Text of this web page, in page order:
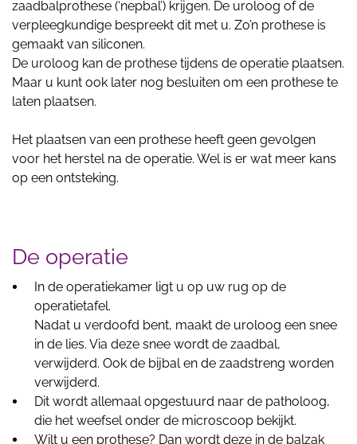
zaadbalprothese (‘nepbal’) krijgen. De uroloog of de
verpleegkundige bespreekt dit met u. Zo’n prothese is
gemaakt van siliconen.
De uroloog kan de prothese tijdens de operatie plaatsen.
Maar u kunt ook later nog besluiten om een prothese te
laten plaatsen.
Het plaatsen van een prothese heeft geen gevolgen
voor het herstel na de operatie. Wel is er wat meer kans
op een ontsteking.
De operatie
In de operatiekamer ligt u op uw rug op de
operatietafel.
Nadat u verdoofd bent, maakt de uroloog een snee
in de lies. Via deze snee wordt de zaadbal,
verwijderd. Ook de bijbal en de zaadstreng worden
verwijderd.
Dit wordt allemaal opgestuurd naar de patholoog,
die het weefsel onder de microscoop bekijkt.
Wilt u een prothese? Dan wordt deze in de balzak